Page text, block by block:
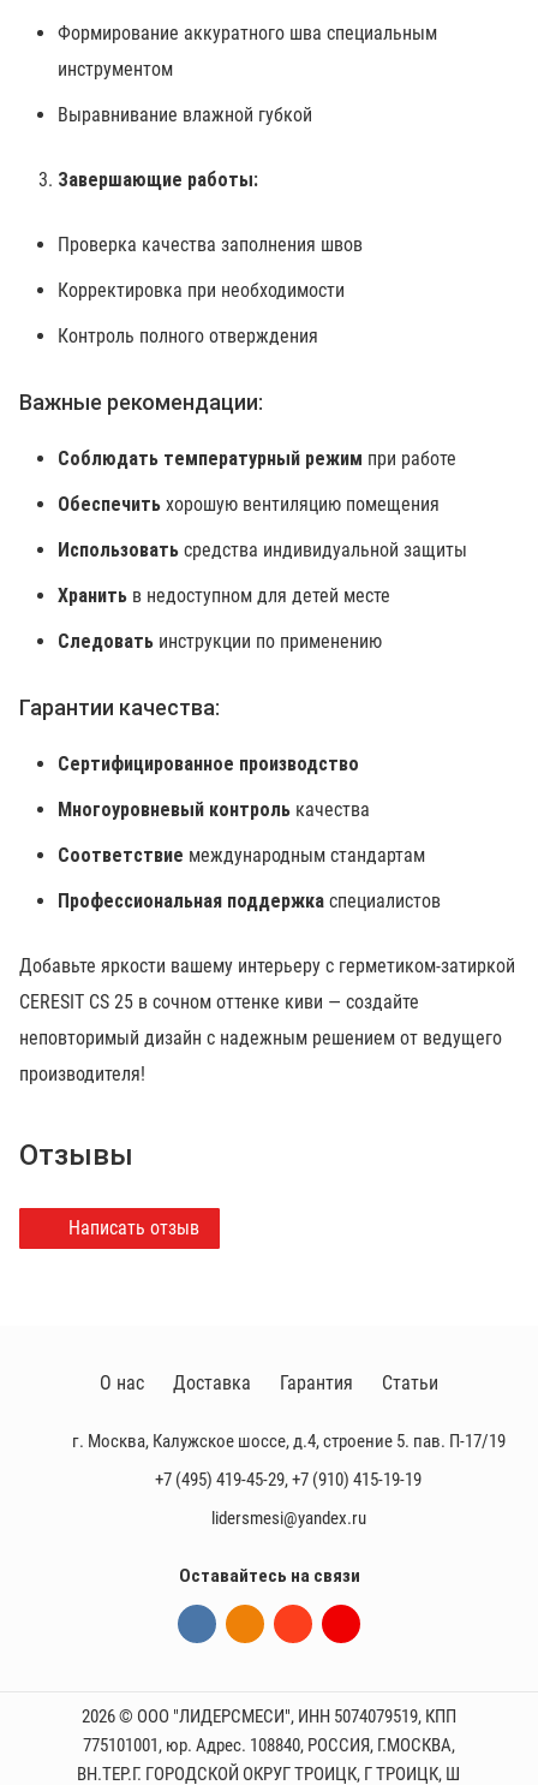
Формирование аккуратного шва специальным
инструментом
Выравнивание влажной губкой
Завершающие работы:
Проверка качества заполнения швов
Корректировка при необходимости
Контроль полного отверждения
Важные рекомендации:
Соблюдать температурный режим при работе
Обеспечить хорошую вентиляцию помещения
Использовать средства индивидуальной защиты
Хранить в недоступном для детей месте
Следовать инструкции по применению
Гарантии качества:
Сертифицированное производство
Многоуровневый контроль качества
Соответствие международным стандартам
Профессиональная поддержка специалистов
Добавьте яркости вашему интерьеру с герметиком-затиркой
CERESIT CS 25 в сочном оттенке киви — создайте
неповторимый дизайн с надежным решением от ведущего
производителя!
Отзывы
Написать отзыв
г. Москва, Калужское шоссе, д.4, строение 5. пав. П-17/19
+7 (495) 419-45-29,+7 (910) 415-19-19
lidersmesi@yandex.ru
О нас Доставка Гарантия Статьи
Оставайтесь на связи
2026 © ООО "ЛИДЕРСМЕСИ", ИНН 5074079519, КПП
775101001, юр. Адрес. 108840, РОССИЯ, Г.МОСКВА,
ВН.ТЕР.Г. ГОРОДСКОЙ ОКРУГ ТРОИЦК, Г ТРОИЦК, Ш